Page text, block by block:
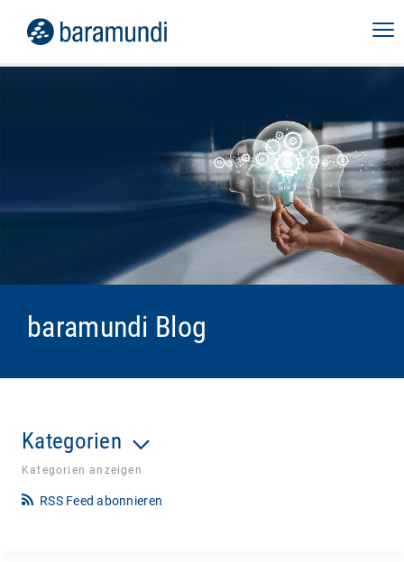
baramundi Blog
Kategorien
Kategorien anzeigen
RSS Feed abonnieren